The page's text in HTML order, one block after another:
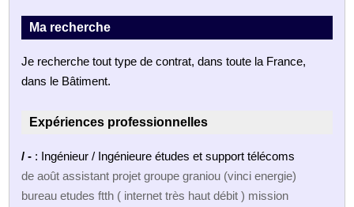
Ma recherche
Je recherche tout type de contrat, dans toute la France,
dans le Bâtiment.
Expériences professionnelles
/ - : Ingénieur / Ingénieure études et support télécoms
de août assistant projet groupe graniou (vinci energie)
bureau etudes ftth ( internet très haut débit ) mission